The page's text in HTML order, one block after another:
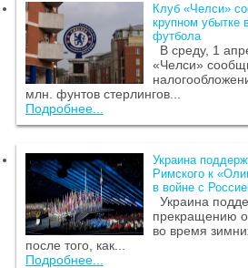
Клуб «Челси»
крупном убытке
футбола
В среду, 1
«Челси»
млн. фунтов стерлингов...
Подробнее...
Украина
Римского к
в войне с
Украина
прекращению
во время
после того, как...
Подробнее...